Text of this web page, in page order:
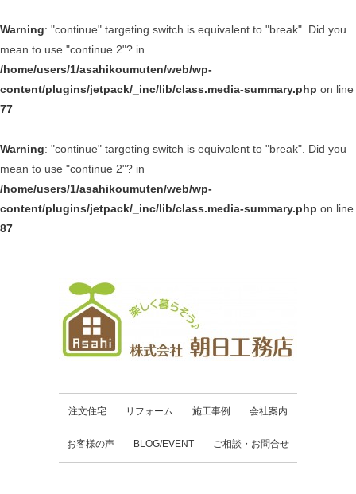
Warning: "continue" targeting switch is equivalent to "break". Did you
mean to use "continue 2"? in
/home/users/1/asahikoumuten/web/wp-
content/plugins/jetpack/_inc/lib/class.media-summary.php on line
77
Warning: "continue" targeting switch is equivalent to "break". Did you
mean to use "continue 2"? in
/home/users/1/asahikoumuten/web/wp-
content/plugins/jetpack/_inc/lib/class.media-summary.php on line
87
注文住宅 リフォーム 施工事例 会社案内
お客様の声 BLOG/EVENT ご相談・お問合せ